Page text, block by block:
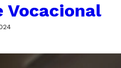
Vocacional